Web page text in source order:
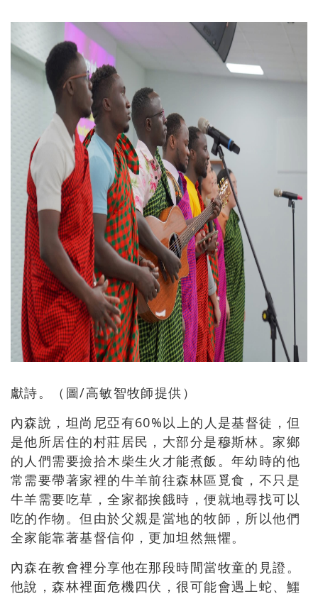
獻詩。（圖/高敏智牧師提供）
內森說，坦尚尼亞有60%以上的人是基督徒，但
是他所居住的村莊居民，大部分是穆斯林。家鄉
的人們需要撿拾木柴生火才能煮飯。年幼時的他
常需要帶著家裡的牛羊前往森林區覓食，不只是
牛羊需要吃草，全家都挨餓時，便就地尋找可以
吃的作物。但由於父親是當地的牧師，所以他們
全家能靠著基督信仰，更加坦然無懼。
內森在教會裡分享他在那段時間當牧童的見證。
他說，森林裡面危機四伏，很可能會遇上蛇、鱷